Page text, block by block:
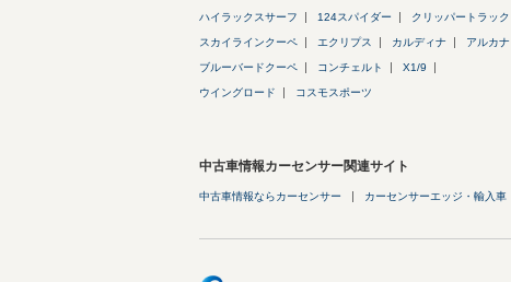
ハイラックスサーフ 124スパイダー クリッパートラック
スカイラインクーペ エクリプス カルディナ アルカナ
ブルーバードクーペ コンチェルト X1/9
ウイングロード コスモスポーツ
中古車情報カーセンサー関連サイト
中古車情報ならカーセンサー カーセンサーエッジ・輸入車